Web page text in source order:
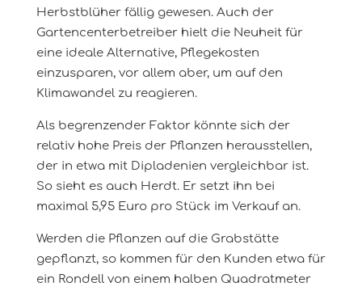
Herbstblüher fällig gewesen. Auch der
Gartencenterbetreiber hielt die Neuheit für
eine ideale Alternative, Pflegekosten
einzusparen, vor allem aber, um auf den
Klimawandel zu reagieren.
Als begrenzender Faktor könnte sich der
relativ hohe Preis der Pflanzen herausstellen,
der in etwa mit Dipladenien vergleichbar ist.
So sieht es auch Herdt. Er setzt ihn bei
maximal 5,95 Euro pro Stück im Verkauf an.
Werden die Pflanzen auf die Grabstätte
gepflanzt, so kommen für den Kunden etwa für
ein Rondell von einem halben Quadratmeter